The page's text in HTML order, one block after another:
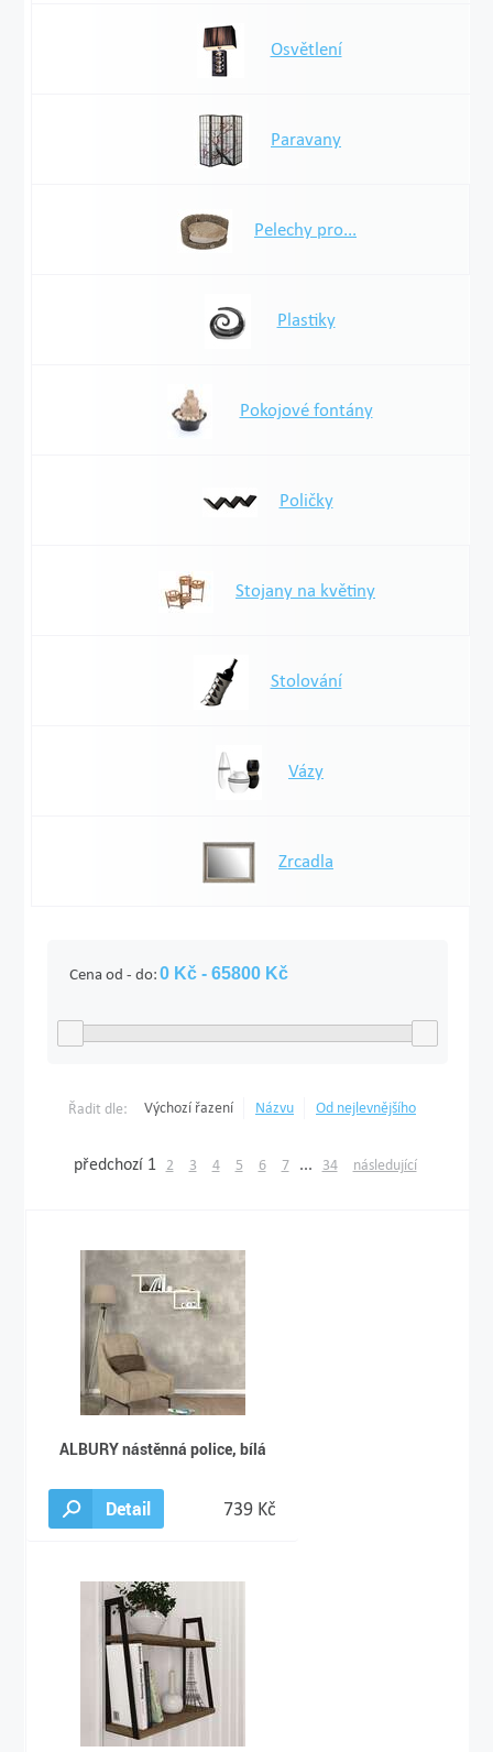
Osvětlení
Paravany
Pelechy pro...
Plastiky
Pokojové fontány
Poličky
Stojany na květiny
Stolování
Vázy
Zrcadla
Cena od - do:
Řadit dle: Výchozí řazení Názvu Od nejlevnějšího
předchozí 1 2 3 4 5 6 7 ... 34 následující
ALBURY nástěnná police, bílá
Detail 739 Kč